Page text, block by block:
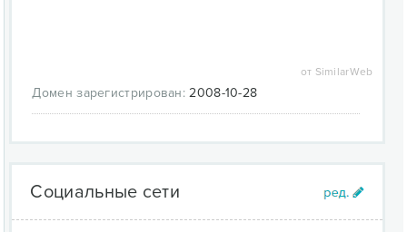
от SimilarWeb
Домен зарегистрирован: 2008-10-28
Социальные сети